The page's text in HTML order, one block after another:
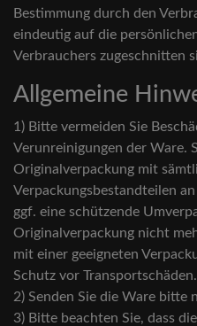
Bestimmung durch den
eindeutig auf die
Verbrauchers zugeschnitten
Allgemeine
1) Bitte vermeiden Sie
Verunreinigungen der Ware.
Originalverpackung mit
Verpackungsbestandteilen
ggf. eine schützende
Originalverpackung nicht
mit einer geeigneten
Schutz vor Transportschäden.
2) Senden Sie die Ware bitte
3) Bitte beachten Sie, dass